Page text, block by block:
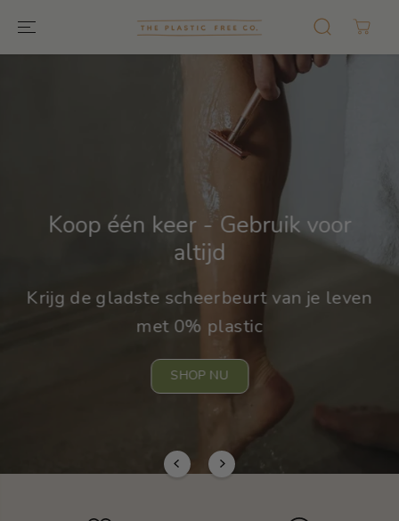
Koop één keer - Gebruik voor
altijd
Krijg de gladste scheerbeurt van je leven
met 0% plastic
SHOP NU